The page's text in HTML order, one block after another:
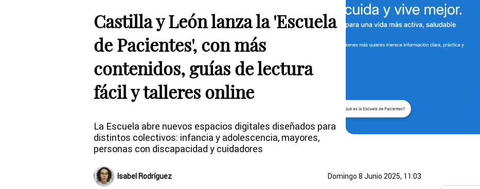
Castilla y León lanza la 'Escuela
de Pacientes', con más
contenidos, guías de lectura
fácil y talleres online
La Escuela abre nuevos espacios digitales diseñados para
distintos colectivos: infancia y adolescencia, mayores,
personas con discapacidad y cuidadores
Isabel Rodríguez Domingo 8 Junio 2025, 11:03